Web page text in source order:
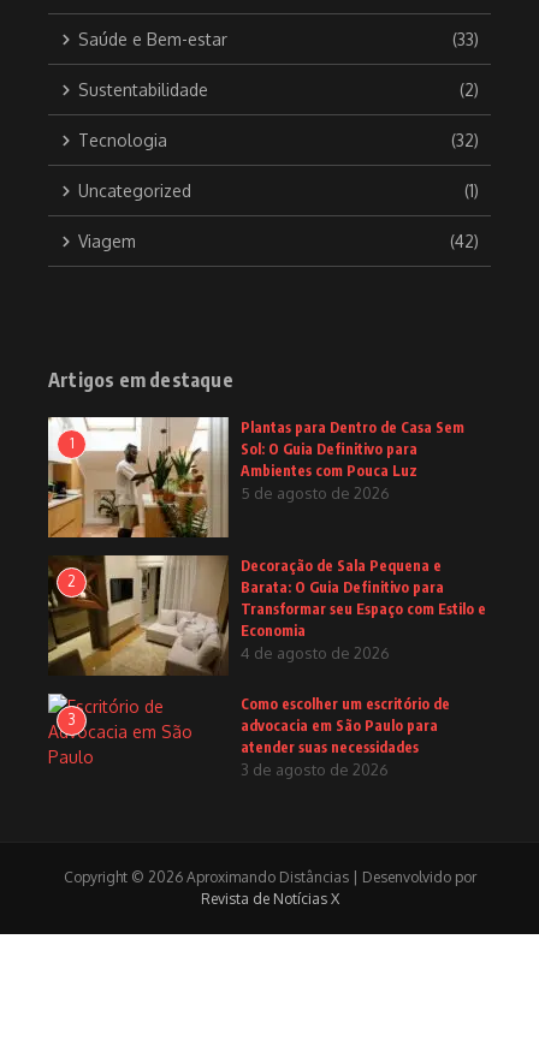
Saúde e Bem-estar (33)
Sustentabilidade (2)
Tecnologia (32)
Uncategorized (1)
Viagem (42)
Artigos em destaque
1
Plantas para Dentro de Casa Sem
Sol: O Guia Definitivo para
Ambientes com Pouca Luz
5 de agosto de 2026
2
Decoração de Sala Pequena e
Barata: O Guia Definitivo para
Transformar seu Espaço com Estilo e
Economia
4 de agosto de 2026
3
Como escolher um escritório de
advocacia em São Paulo para
atender suas necessidades
3 de agosto de 2026
Copyright © 2026 Aproximando Distâncias | Desenvolvido por
Revista de Notícias X